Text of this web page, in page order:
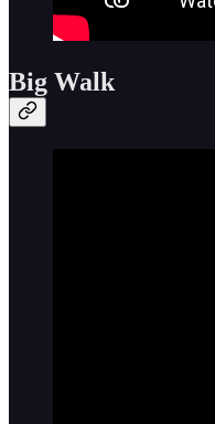
Big Walk